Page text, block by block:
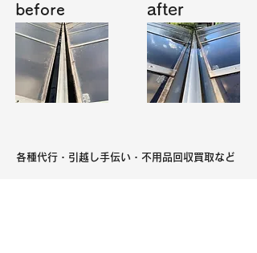
before after
​各種代行・引越し手伝い・不用品回収買取など